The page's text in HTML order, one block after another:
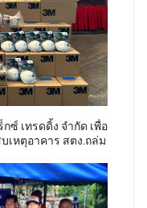
ซ์ เทรดดิ้ง จำกัด เพื่อ
หตุอาคาร สตง.ถล่ม